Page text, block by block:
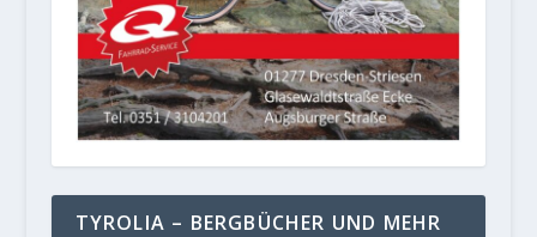
TYROLIA – BERGBÜCHER UND MEHR